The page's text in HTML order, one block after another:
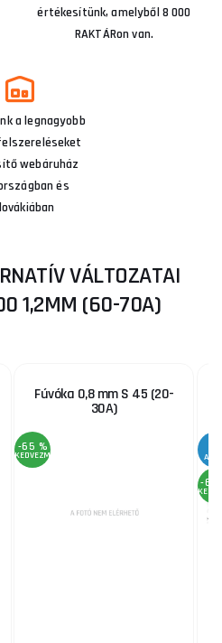
értékesítünk, amelyből 8 000
RAKTÁRon van.
a legnagyobb
webáruház
és
VÁLTOZATAI
1,2MM (60-70A)
Fúvóka 0,8 mm S 45 (20-
30A)
-65 %
KEDVEZMÉNY
-68